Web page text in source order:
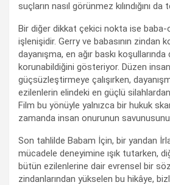
suçların nasıl görünmez kılındığını
Bir diğer dikkat çekici nokta ise baba-
işlenişidir. Gerry ve babasının zindan
dayanışma, en ağır baskı
korunabildiğini gösteriyor. Düzen
güçsüzleştirmeye çalışırken,
ezilenlerin elindeki en güçlü
Film bu yönüyle yalnızca bir hukuk
zamanda insan onurunun savunusunu
Son tahlilde Babam İçin, bir yandan
mücadele deneyimine ışık tutarken,
bütün ezilenlerine dair evrensel bir
zindanlarından yükselen bu hikâye,